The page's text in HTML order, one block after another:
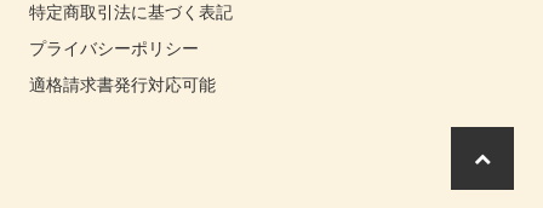
特定商取引法に基づく表記
プライバシーポリシー
適格請求書発行対応可能